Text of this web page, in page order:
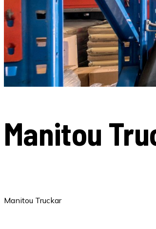
Manitou
Manitou Truckar